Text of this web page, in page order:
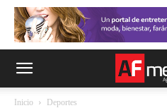
Inicio Deportes